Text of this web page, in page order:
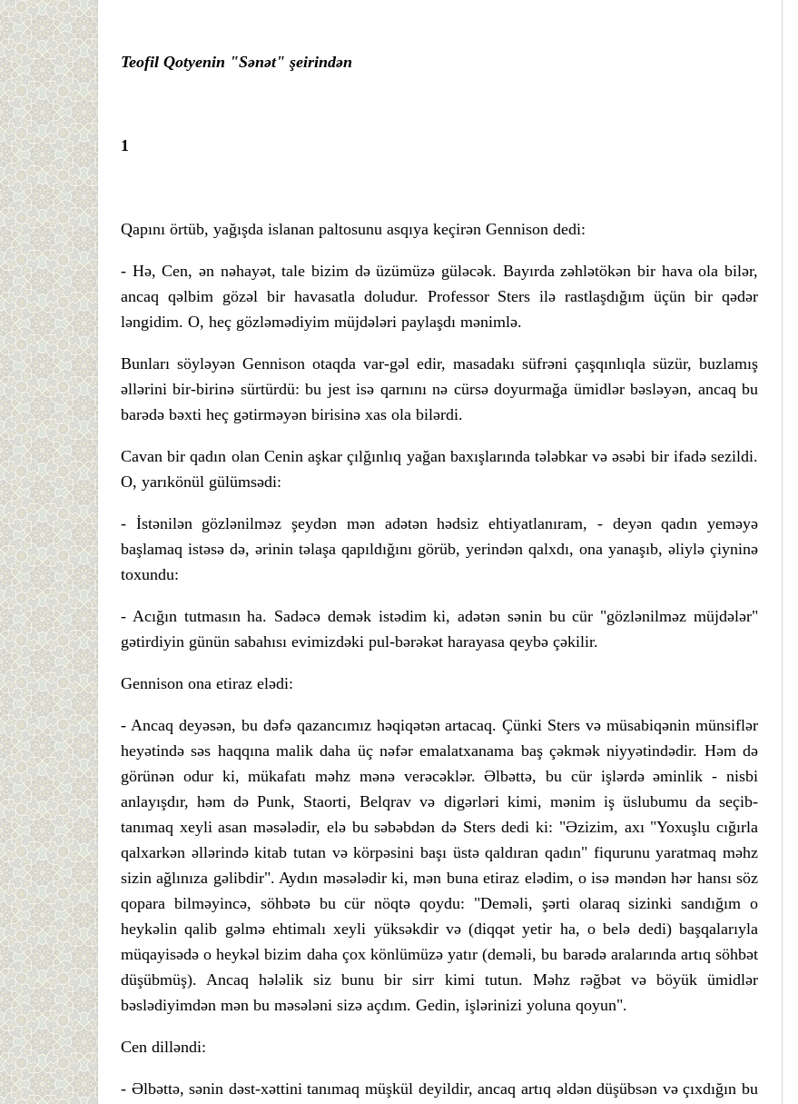
Teofil Qotyenin "Sənət" şeirindən
1
Qapını örtüb, yağışda islanan paltosunu asqıya keçirən Gennison dedi:
- Hə, Cen, ən nəhayət, tale bizim də üzümüzə güləcək. Bayırda zəhlətökən bir hava ola bilər,
ancaq qəlbim gözəl bir havasatla doludur. Professor Sters ilə rastlaşdığım üçün bir qədər
ləngidim. O, heç gözləmədiyim müjdələri paylaşdı mənimlə.
Bunları söyləyən Gennison otaqda var-gəl edir, masadakı süfrəni çaşqınlıqla süzür, buzlamış
əllərini bir-birinə sürtürdü: bu jest isə qarnını nə cürsə doyurmağa ümidlər bəsləyən, ancaq bu
barədə bəxti heç gətirməyən birisinə xas ola bilərdi.
Cavan bir qadın olan Cenin aşkar çılğınlıq yağan baxışlarında tələbkar və əsəbi bir ifadə sezildi.
O, yarıkönül gülümsədi:
- İstənilən gözlənilməz şeydən mən adətən hədsiz ehtiyatlanıram, - deyən qadın yeməyə
başlamaq istəsə də, ərinin təlaşa qapıldığını görüb, yerindən qalxdı, ona yanaşıb, əliylə çiyninə
toxundu:
- Acığın tutmasın ha. Sadəcə demək istədim ki, adətən sənin bu cür "gözlənilməz müjdələr"
gətirdiyin günün sabahısı evimizdəki pul-bərəkət harayasa qeybə çəkilir.
Gennison ona etiraz elədi:
- Ancaq deyəsən, bu dəfə qazancımız həqiqətən artacaq. Çünki Sters və müsabiqənin münsiflər
heyətində səs haqqına malik daha üç nəfər emalatxanama baş çəkmək niyyətindədir. Həm də
görünən odur ki, mükafatı məhz mənə verəcəklər. Əlbəttə, bu cür işlərdə əminlik - nisbi
anlayışdır, həm də Punk, Staorti, Belqrav və digərləri kimi, mənim iş üslubumu da seçib-
tanımaq xeyli asan məsələdir, elə bu səbəbdən də Sters dedi ki: "Əzizim, axı "Yoxuşlu cığırla
qalxarkən əllərində kitab tutan və körpəsini başı üstə qaldıran qadın" fiqurunu yaratmaq məhz
sizin ağlınıza gəlibdir". Aydın məsələdir ki, mən buna etiraz elədim, o isə məndən hər hansı söz
qopara bilməyincə, söhbətə bu cür nöqtə qoydu: "Deməli, şərti olaraq sizinki sandığım o
heykəlin qalib gəlmə ehtimalı xeyli yüksəkdir və (diqqət yetir ha, o belə dedi) başqalarıyla
müqayisədə o heykəl bizim daha çox könlümüzə yatır (deməli, bu barədə aralarında artıq söhbət
düşübmüş). Ancaq hələlik siz bunu bir sirr kimi tutun. Məhz rəğbət və böyük ümidlər
bəslədiyimdən mən bu məsələni sizə açdım. Gedin, işlərinizi yoluna qoyun".
Cen dilləndi:
- Əlbəttə, sənin dəst-xəttini tanımaq müşkül deyildir, ancaq artıq əldən düşübsən və çıxdığın bu